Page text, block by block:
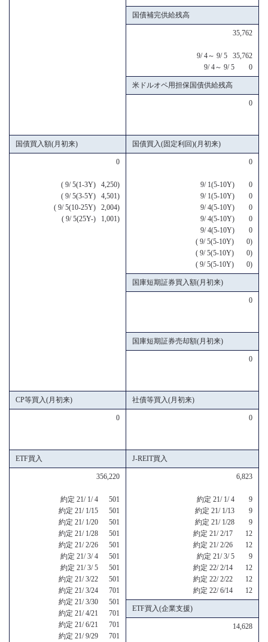
国債補完供給残高
35,762
9/ 4～ 9/ 5 35,762
9/ 4～ 9/ 5 0
米ドルオペ用担保国債供給残高
0
国債買入額(月初来) 国債買入(固定利回)(月初来)
0
( 9/ 5(1-3Y) 4,250)
( 9/ 5(3-5Y) 4,501)
( 9/ 5(10-25Y) 2,004)
( 9/ 5(25Y-) 1,001)
0
9/ 1(5-10Y) 0
9/ 1(5-10Y) 0
9/ 4(5-10Y) 0
9/ 4(5-10Y) 0
9/ 4(5-10Y) 0
( 9/ 5(5-10Y) 0)
( 9/ 5(5-10Y) 0)
( 9/ 5(5-10Y) 0)
国庫短期証券買入額(月初来)
0
国庫短期証券売却額(月初来)
0
CP等買入(月初来) 社債等買入(月初来)
0 0
ETF買入 J-REIT買入
356,220
約定 21/ 1/ 4 501
約定 21/ 1/15 501
約定 21/ 1/20 501
約定 21/ 1/28 501
約定 21/ 2/26 501
約定 21/ 3/ 4 501
約定 21/ 3/ 5 501
約定 21/ 3/22 501
約定 21/ 3/24 701
約定 21/ 3/30 501
約定 21/ 4/21 701
約定 21/ 6/21 701
約定 21/ 9/29 701
6,823
約定 21/ 1/ 4 9
約定 21/ 1/13 9
約定 21/ 1/28 9
約定 21/ 2/17 12
約定 21/ 2/26 12
約定 21/ 3/ 5 9
約定 22/ 2/14 12
約定 22/ 2/22 12
約定 22/ 6/14 12
ETF買入(企業支援)
14,628